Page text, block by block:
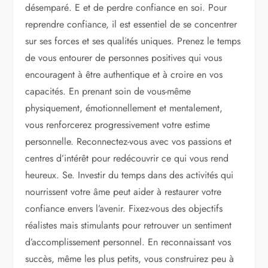
désemparé. E et de perdre confiance en soi. Pour
reprendre confiance, il est essentiel de se concentrer
sur ses forces et ses qualités uniques. Prenez le temps
de vous entourer de personnes positives qui vous
encouragent à être authentique et à croire en vos
capacités. En prenant soin de vous-même
physiquement, émotionnellement et mentalement,
vous renforcerez progressivement votre estime
personnelle. Reconnectez-vous avec vos passions et
centres d’intérêt pour redécouvrir ce qui vous rend
heureux. Se. Investir du temps dans des activités qui
nourrissent votre âme peut aider à restaurer votre
confiance envers l’avenir. Fixez-vous des objectifs
réalistes mais stimulants pour retrouver un sentiment
d’accomplissement personnel. En reconnaissant vos
succès, même les plus petits, vous construirez peu à